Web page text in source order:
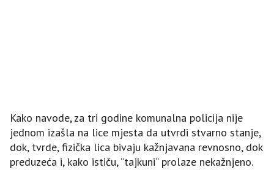
Kako navode, za tri godine komunalna policija nije
jednom izašla na lice mjesta da utvrdi stvarno stanje,
dok, tvrde, fizička lica bivaju kažnjavana revnosno, dok
preduzeća i, kako ističu, “tajkuni” prolaze nekažnjeno.